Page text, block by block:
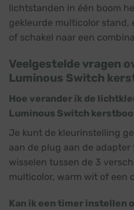
lichtstanden in één boom
gekleurde multicolor
of schakel naar een
Veelgestelde vragen
Luminous Switch
Hoe verander ik de
Luminous Switch
Je kunt de kleurinstelling
aan de plug aan de adapter
wisselen tussen de 3
multicolor, warm wit of een
Kan ik een timer instellen